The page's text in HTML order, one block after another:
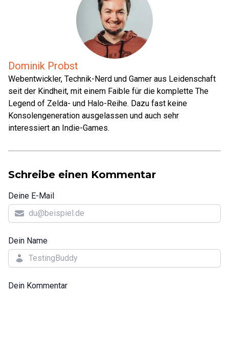
Dominik Probst
Webentwickler, Technik-Nerd und Gamer aus Leidenschaft
seit der Kindheit, mit einem Faible für die komplette The
Legend of Zelda- und Halo-Reihe. Dazu fast keine
Konsolengeneration ausgelassen und auch sehr
interessiert an Indie-Games.
Schreibe einen Kommentar
Deine E-Mail
Dein Name
Dein Kommentar